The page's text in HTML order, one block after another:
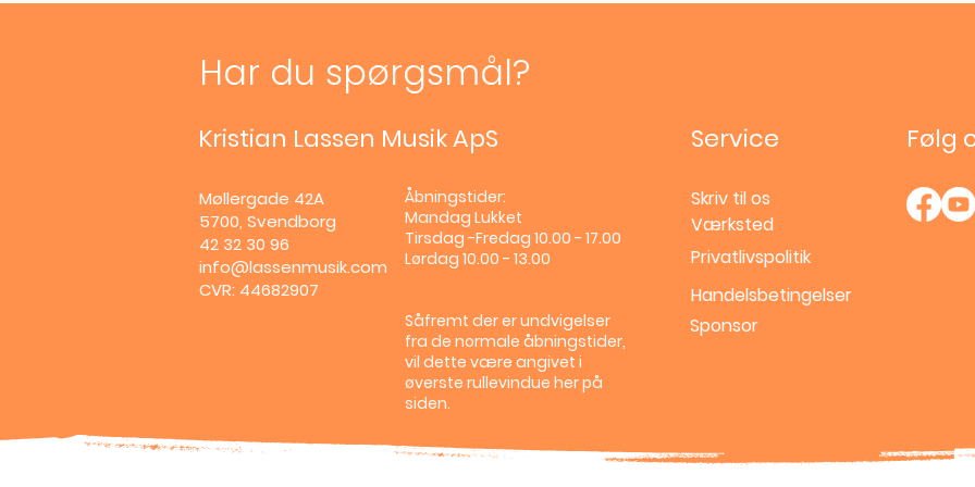
Har du spørgsmål?
Kristian Lassen Musik ApS
Møllergade 42A
5700, Svendborg
42 32 30 96
info@lassenmusik.com
CVR: 44682907
Åbningstider:
Mandag Lukket
Tirsdag -Fredag 10.00 - 17.00
Lørdag 10.00 - 13.00
Såfremt der er undvigelser
fra de normale åbningstider,
vil dette være angivet i
øverste rullevindue her på
siden.
Service
Skriv til os
Værksted
Følg
Privatlivspolitik
Handelsbetingelser
Sponsor